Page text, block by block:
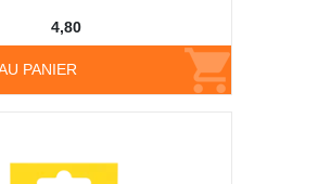
PANIER
4,80